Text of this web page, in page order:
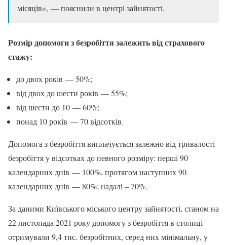
місяців», — пояснили в центрі зайнятості.
Розмір допомоги з безробіття залежить від страхового
стажу:
до двох років — 50%;
від двох до шести років — 55%;
від шести до 10 — 60%;
понад 10 років — 70 відсотків.
Допомога з безробіття виплачується залежно від тривалості
безробіття у відсотках до певного розміру: перші 90
календарних днів — 100%, протягом наступних 90
календарних днів — 80%; надалі – 70%.
За даними Київського міського центру зайнятості, станом на
22 листопада 2021 року допомогу з безробіття в столиці
отримували 9,4 тис. безробітних, серед них мінімальну, у